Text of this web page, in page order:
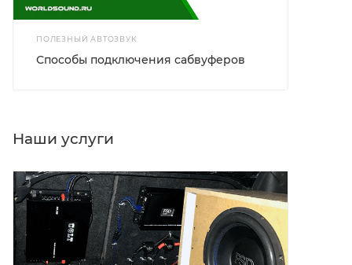
ПОЛЕЗНЫЙ АВТОЗВУК
Способы подключения сабвуферов
Наши услуги